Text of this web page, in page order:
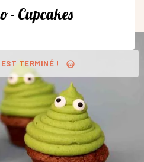
- Cupcakes
TERMINÉ !